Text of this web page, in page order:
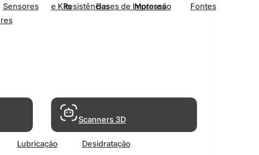
Sensores Resistências Motores
Fontes
e Kits
Bases de Impressão
Lubricação
Desidratação
Scanners 3D